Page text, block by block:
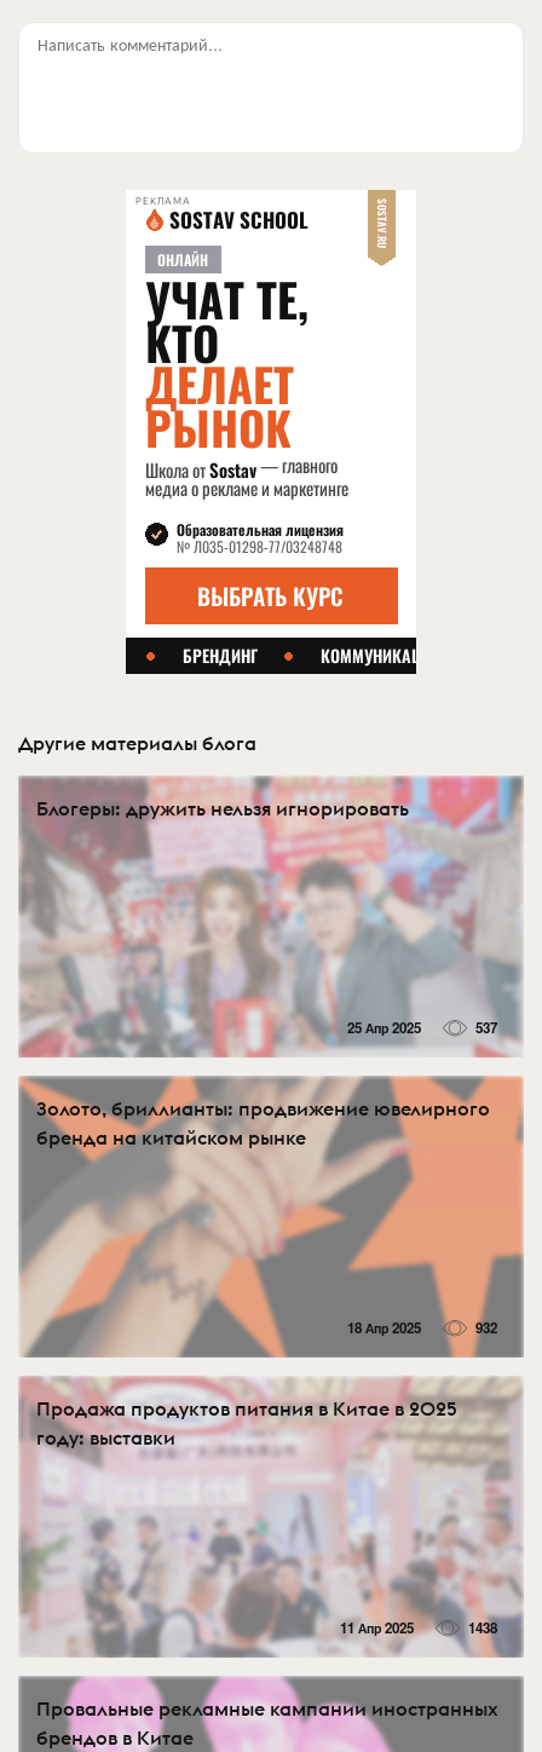
Написать комментарий...
РЕКЛАМА
Другие материалы блога
Блогеры: дружить нельзя игнорировать
25 Апр 2025 537
Золото, бриллианты: продвижение ювелирного
бренда на китайском рынке
18 Апр 2025 932
Продажа продуктов питания в Китае в 2025
году: выставки
11 Апр 2025 1438
Провальные рекламные кампании иностранных
брендов в Китае